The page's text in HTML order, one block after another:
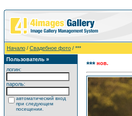
Начало / Свадебное фото / ***
Пользователь »
логин:
пароль:
автоматический вход
при следующем
посещении.
*** нов.